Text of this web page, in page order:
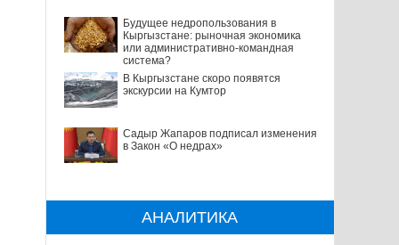
Будущее недропользования в
Кыргызстане: рыночная экономика
или административно-командная
система?
В Кыргызстане скоро появятся
экскурсии на Кумтор
Садыр Жапаров подписал изменения
в Закон «О недрах»
АНАЛИТИКА